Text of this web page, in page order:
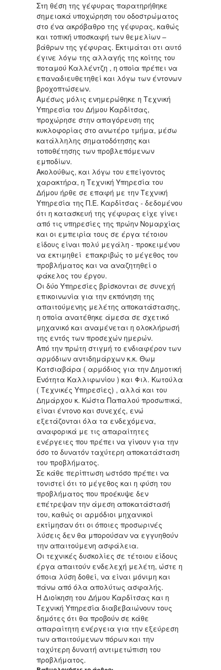
Στη θέση της γέφυρας παρατηρήθηκε
σημειακά υποχώρηση του οδοστρώματος
στο ένα ακρόβαθρο της γέφυρας, καθώς
και τοπική υποσκαφή των θεμελίων –
βάθρων της γέφυρας. Εκτιμάται οτι αυτό
έγινε λόγω της αλλαγής της κοίτης του
ποταμού Καλλέντζη , η οποία πρέπει να
επαναδιευθετηθεί και λόγω των έντονων
βροχοπτώσεων.
Αμέσως μόλις ενημερώθηκε η Τεχνική
Υπηρεσία του Δήμου Καρδίτσας,
προχώρησε στην απαγόρευση της
κυκλοφορίας στο ανωτέρο τμήμα, μέσω
κατάλληλης σηματοδότησης και
τοποθέτησης των προβλεπόμενων
εμποδίων.
Ακολούθως, και λόγω του επείγοντος
χαρακτήρα, η Τεχνική Υπηρεσία του
Δήμου ήρθε σε επαφή με την Τεχνική
Υπηρεσία της Π.Ε. Καρδίτσας - δεδομένου
ότι η κατασκευή της γέφυρας είχε γίνει
από τις υπηρεσίες της πρώην Νομαρχίας
και οι εμπειρία τους σε έργα τέτοιου
είδους είναι πολύ μεγάλη - προκειμένου
να εκτιμηθεί επακριβώς το μέγεθος του
προβλήματος και να αναζητηθεί ο
φάκελος του έργου.
Οι δύο Υπηρεσίες βρίσκονται σε συνεχή
επικοινωνία για την εκπόνηση της
απαιτούμενης μελέτης αποκατάστασης,
η οποία ανατέθηκε άμεσα σε σχετικό
μηχανικό και αναμένεται η ολοκλήρωσή
της εντός των προσεχών ημερών.
Από την πρώτη στιγμή το ενδιαφέρον των
αρμόδιων αντιδημάρχων κ.κ. Θωμ
Κατσιαβάρα ( αρμόδιος για την Δημοτική
Ενότητα Καλλιφωνίου ) και Φιλ. Κωτούλα
( Τεχνικές Υπηρεσίες) , αλλά και του
Δημάρχου κ. Κώστα Παπαλού προσωπικά,
είναι έντονο και συνεχές, ενώ
εξετάζονται όλα τα ενδεχόμενα,
αναφορικά με τις απαραίτητες
ενέργειες που πρέπει να γίνουν για την
όσο το δυνατόν ταχύτερη αποκατάσταση
του προβλήματος.
Σε κάθε περίπτωση ωστόσο πρέπει να
τονιστεί ότι το μέγεθος και η φύση του
προβλήματος που προέκυψε δεν
επέτρεψαν την άμεση αποκατάστασή
του, καθώς οι αρμόδιοι μηχανικοί
εκτίμησαν ότι οι όποιες προσωρινές
λύσεις δεν θα μπορούσαν να εγγυηθούν
την απαιτούμενη ασφάλεια.
Οι τεχνικές δυσκολίες σε τέτοιου είδους
έργα απαιτούν ενδελεχή μελέτη, ώστε η
όποια λύση δοθεί, να είναι μόνιμη και
πάνω από όλα απολύτως ασφαλής.
Η Διοίκηση του Δήμου Καρδίτσας και η
Τεχνική Υπηρεσία διαβεβαιώνουν τους
δημότες ότι θα προβούν σε κάθε
απαραίτητη ενέργεια για την εξεύρεση
των απαιτούμενων πόρων και την
ταχύτερη δυνατή αντιμετώπιση του
προβλήματος.